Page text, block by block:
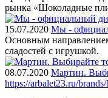
рынка «Шоколадные
15.07.2020 Мы -
Основным
сладостей с игрушкой.
08.07.2020 Мартин.
https://arbalet23.ru/